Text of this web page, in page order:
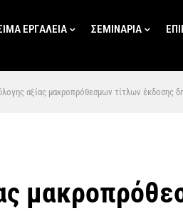
ΕΡΓΑΛΕΙΑ ΣΕΜΙΝΑΡΙΑ
αξίας μακροπρόθεσμων τίτλων έκδοσης